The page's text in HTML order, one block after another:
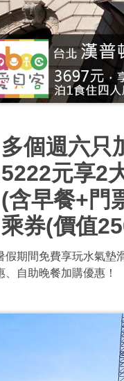
多個週六只
5222元享2
(含早餐+門
乘券(價值
假期間免費享玩水氣墊
、自助晚餐加購優惠！